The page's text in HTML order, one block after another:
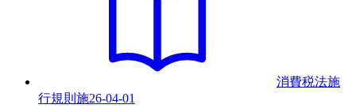
消費税法施
行規則 施26-04-01